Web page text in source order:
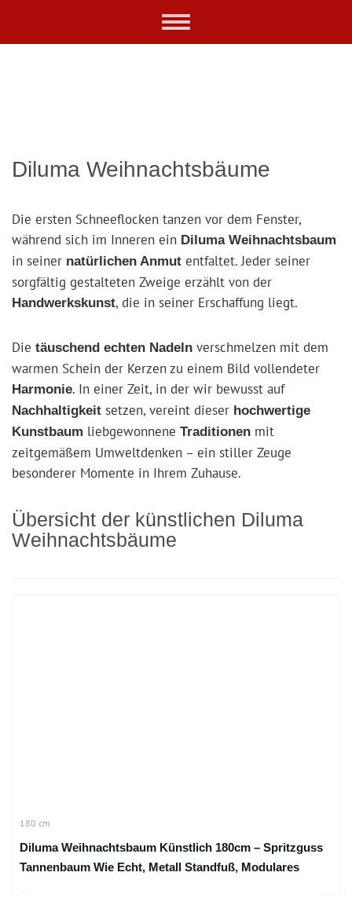
Toggle
Diluma Weihnachtsbäume
Die ersten Schneeflocken tanzen vor dem Fenster,
während sich im Inneren ein Diluma Weihnachtsbaum
in seiner natürlichen Anmut entfaltet. Jeder seiner
sorgfältig gestalteten Zweige erzählt von der
Handwerkskunst, die in seiner Erschaffung liegt.
Die täuschend echten Nadeln verschmelzen mit dem
warmen Schein der Kerzen zu einem Bild vollendeter
Harmonie. In einer Zeit, in der wir bewusst auf
Nachhaltigkeit setzen, vereint dieser hochwertige
Kunstbaum liebgewonnene Traditionen mit
zeitgemäßem Umweltdenken – ein stiller Zeuge
besonderer Momente in Ihrem Zuhause.
Übersicht der künstlichen Diluma
Weihnachtsbäume
180 cm
Diluma Weihnachtsbaum Künstlich 180cm – Spritzguss
Tannenbaum Wie Echt, Metall Standfuß, Modulares